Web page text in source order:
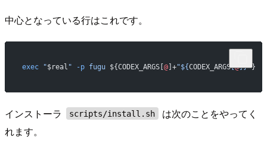
中心となっている行はこれです。
exec "$real " -p fugu ${CODEX_ARGS[ @]+"${CODEX_ARGS[@]}"}
インストーラ scripts/install.sh
は次のことをやってく
れます。